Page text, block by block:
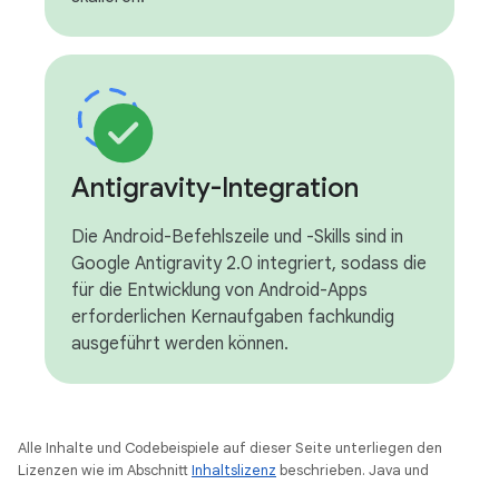
Antigravity-Integration
Die Android-Befehlszeile und -Skills sind in
Google Antigravity 2.0 integriert, sodass die
für die Entwicklung von Android-Apps
erforderlichen Kernaufgaben fachkundig
ausgeführt werden können.
Alle Inhalte und Codebeispiele auf dieser Seite unterliegen den
Lizenzen wie im AbschnittInhaltslizenz beschrieben. Java und